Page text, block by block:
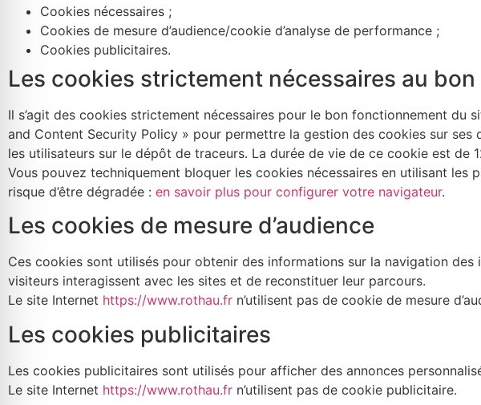
Cookies nécessaires ;
Cookies de mesure d’audience/cookie d’analyse de performance ;
Cookies publicitaires.
Les cookies strictement nécessaires au
Il s’agit des cookies strictement nécessaires pour le bon fonctionnement du
and Content Security Policy » pour permettre la gestion des cookies sur ses
les utilisateurs sur le dépôt de traceurs. La durée de vie de ce cookie est de
Vous pouvez techniquement bloquer les cookies nécessaires en utilisant
risque d’être dégradée : en savoir plus pour configurer votre navigateur.
Les cookies de mesure d’audience
Ces cookies sont utilisés pour obtenir des informations sur la navigation
visiteurs interagissent avec les sites et de reconstituer leur parcours.
Le site Internet https://www.rothau.fr n’utilisent pas de cookie de mesure
Les cookies publicitaires
Les cookies publicitaires sont utilisés pour afficher des annonces
Le site Internet https://www.rothau.fr n’utilisent pas de cookie publicitaire.
améliorer la
fonctionnalité
et la
structure du
site Web, en
fonction de
dont le site
Web est
utilisé.
Afin que notre
fonctionne au
mieux lors de
votre visite. Si
vous refusez
certaines
disparaîtront
du site.